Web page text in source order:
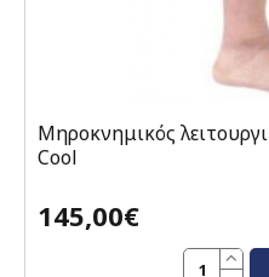
Μηροκνημικός
Cool
145,00€